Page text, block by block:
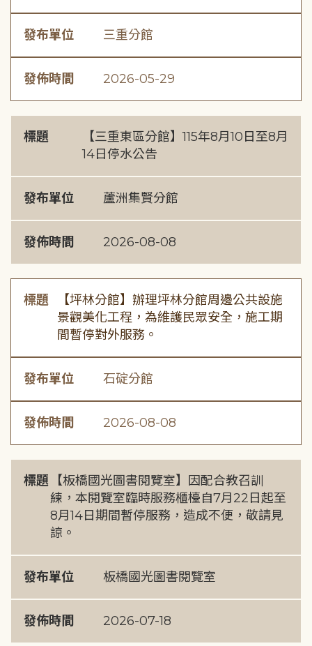
發布單位 三重分館
發佈時間 2026-05-29
標題
【三重東區分館】115年8月10日至8月
14日停水公告
發布單位 蘆洲集賢分館
發佈時間 2026-08-08
標題
【坪林分館】辦理坪林分館周邊公共設施
景觀美化工程，為維護民眾安全，施工期
間暫停對外服務。
發布單位 石碇分館
發佈時間 2026-08-08
標題
【板橋國光圖書閱覽室】因配合教召訓
練，本閱覽室臨時服務櫃檯自7月22日起至
8月14日期間暫停服務，造成不便，敬請見
諒。
發布單位 板橋國光圖書閱覽室
發佈時間 2026-07-18